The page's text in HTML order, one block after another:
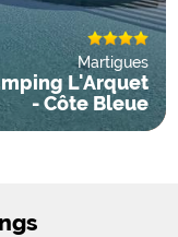
Martigues
L'Arquet
- Côte Bleue